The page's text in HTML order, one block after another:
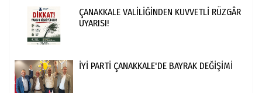
ÇANAKKALE VALİLİĞİNDEN KUVVETLİ RÜZGÂR
UYARISI!
İYİ PARTİ ÇANAKKALE'DE BAYRAK DEĞİŞİMİ